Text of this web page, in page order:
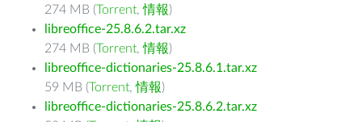
274 MB (Torrent,情報)
libreoffice-25.8.6.2.tar.xz
274 MB (Torrent,情報)
libreoffice-dictionaries-25.8.6.1.tar.xz
59 MB (Torrent,情報)
libreoffice-dictionaries-25.8.6.2.tar.xz